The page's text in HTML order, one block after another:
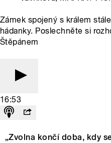
Zámek spojený s králem
hádanky. Poslechněte si
Štěpánem
16:53
„Zvolna končí doba, kdy